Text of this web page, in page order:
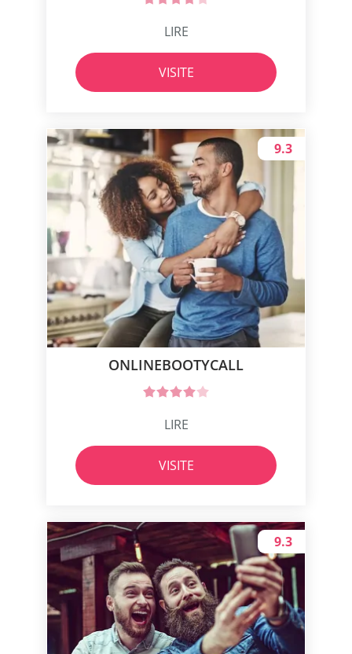
LIRE
VISITE
ONLINEBOOTYCALL
9.3
LIRE
VISITE
9.3